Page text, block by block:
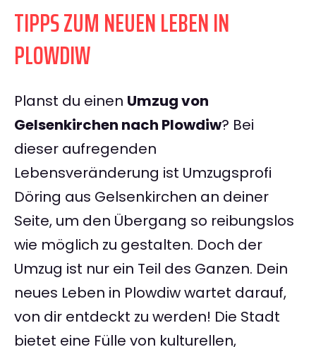
TIPPS ZUM NEUEN LEBEN IN
PLOWDIW
Planst du einen Umzug von
Gelsenkirchen nach Plowdiw? Bei
dieser aufregenden
Lebensveränderung ist Umzugsprofi
Döring aus Gelsenkirchen an deiner
Seite, um den Übergang so reibungslos
wie möglich zu gestalten. Doch der
Umzug ist nur ein Teil des Ganzen. Dein
neues Leben in Plowdiw wartet darauf,
von dir entdeckt zu werden! Die Stadt
bietet eine Fülle von kulturellen,